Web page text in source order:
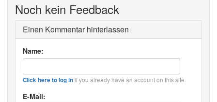
Noch kein Feedback
Einen Kommentar hinterlassen
Name:
Click here to log inif you already have an account on this site.
E-Mail: